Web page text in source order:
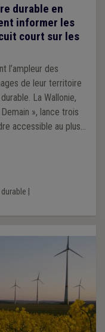
durable en
informer les
court sur les
l’ampleur des
de leur territoire
La Wallonie,
», lance trois
accessible au plus
et circuit court. Les